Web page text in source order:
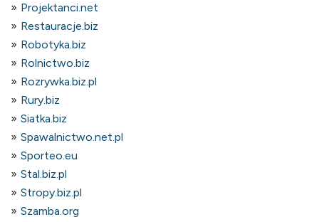
Projektanci.net
Restauracje.biz
Robotyka.biz
Rolnictwo.biz
Rozrywka.biz.pl
Rury.biz
Siatka.biz
Spawalnictwo.net.pl
Sporteo.eu
Stal.biz.pl
Stropy.biz.pl
Szamba.org